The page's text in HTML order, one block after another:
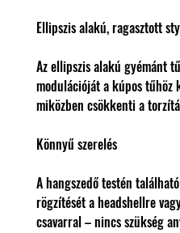
Ellipszis alakú, ragasztott
Az ellipszis alakú gyémánt
modulációját a kúpos
miközben csökkenti a
Könnyű szerelés
A hangszedő testén
rögzítését a headshellre
csavarral – nincs szükség